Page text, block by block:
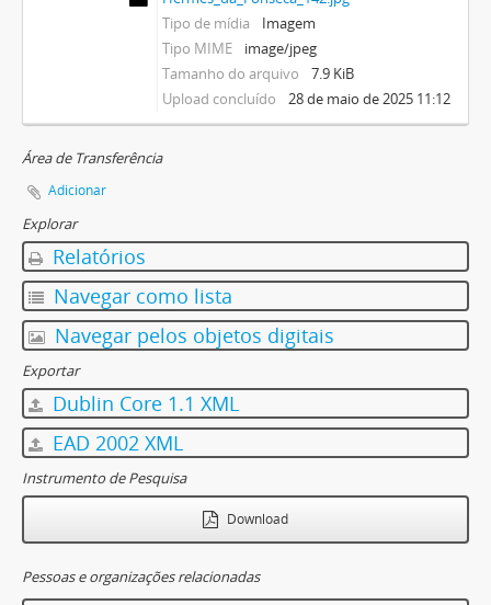
Tipo de mídia
Imagem
Tipo MIME
image/jpeg
Tamanho do arquivo
7.9 KiB
Upload concluído
28 de maio de 2025 11:12
Área de Transferência
Adicionar
Explorar
Relatórios
Navegar como lista
Navegar pelos objetos digitais
Exportar
Dublin Core 1.1 XML
EAD 2002 XML
Instrumento de Pesquisa
Download
Pessoas e organizações relacionadas